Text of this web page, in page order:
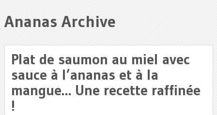
Ananas Archive
Plat de saumon au miel avec
sauce à l’ananas et à la
mangue… Une recette raffinée
!